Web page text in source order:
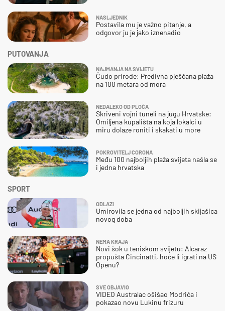
SPORT
ODLAZI
Umirovila se jedna od najboljih skijašica
novog doba
NEMA KRAJA
Novi šok u teniskom svijetu: Alcaraz
propušta Cincinatti, hoće li igrati na US
Openu?
SVE OBJAVIO
VIDEO Australac ošišao Modrića i
pokazao novu Lukinu frizuru
NASLJEDNIK
Postavila mu je važno pitanje, a
odgovor ju je jako iznenadio
PUTOVANJA
NAJMANJA NA SVIJETU
Čudo prirode: Predivna pješčana plaža
na 100 metara od mora
NEDALEKO OD PLOČA
Skriveni vojni tuneli na jugu Hrvatske:
Omiljena kupališta na koja lokalci u
miru dolaze roniti i skakati u more
POKROVITELJ CORONA
Među 100 najboljih plaža svijeta našla se
i jedna hrvatska